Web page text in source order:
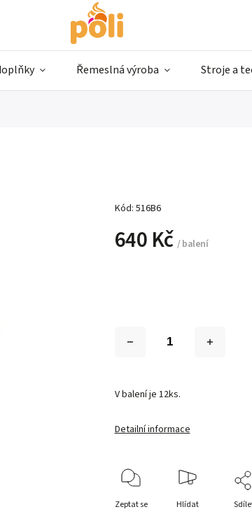
Řemeslná výroba Stroje a
Kód: 516B6
640 Kč / balení
V balení je 12ks.
Detailní informace
Zeptat se Hlídat